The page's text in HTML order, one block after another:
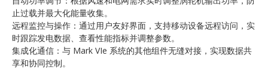
止过载并最大化能量收集。
远程监控与操作：通过用户友好界面，支持移动设备远程访问，实
时跟踪发电数据、查看性能指标并调整参数。
集成化通信：与 Mark VIe 系统的其他组件无缝对接，实现数据共
享和协同控制。